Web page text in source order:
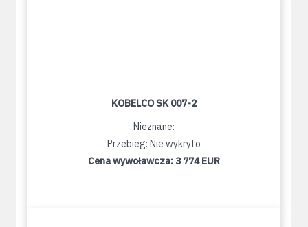
KOBELCO SK 007-2
Nieznane:
Przebieg: Nie wykryto
Cena wywoławcza: 3 774 EUR